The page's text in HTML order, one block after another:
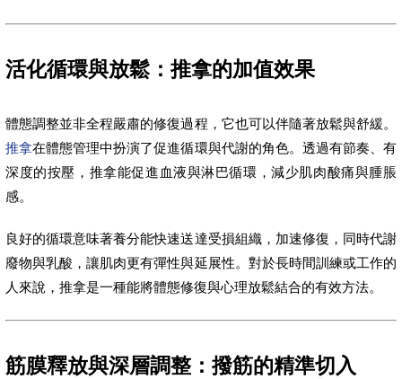
活化循環與放鬆：推拿的加值效果
體態調整並非全程嚴肅的修復過程，它也可以伴隨著放鬆與舒緩。
推拿在體態管理中扮演了促進循環與代謝的角色。透過有節奏、有
深度的按壓，推拿能促進血液與淋巴循環，減少肌肉酸痛與腫脹
感。
良好的循環意味著養分能快速送達受損組織，加速修復，同時代謝
廢物與乳酸，讓肌肉更有彈性與延展性。對於長時間訓練或工作的
人來說，推拿是一種能將體態修復與心理放鬆結合的有效方法。
筋膜釋放與深層調整：撥筋的精準切入